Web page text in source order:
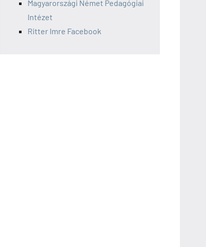
Magyarországi Német Pedagógiai
Intézet
Ritter Imre Facebook